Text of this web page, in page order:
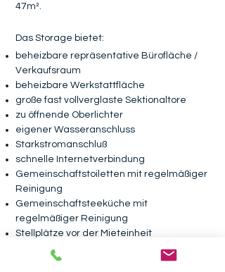
47m².
Das Storage bietet:
beheizbare repräsentative Bürofläche /
Verkaufsraum
beheizbare Werkstattfläche
große fast vollverglaste Sektionaltore
zu öffnende Oberlichter
eigener Wasseranschluss
Starkstromanschluß
schnelle Internetverbindung
Gemeinschaftstoiletten mit regelmäßiger
Reinigung
Gemeinschaftsteeküche mit
regelmäßiger Reinigung
Stellplätze vor der Mieteinheit